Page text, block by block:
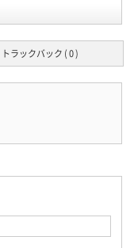
トラックバック ( 0 )